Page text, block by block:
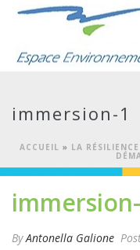
immersion-1
ACCUEIL » LA
ByAntonella Galione